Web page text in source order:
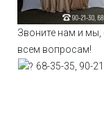
Звоните нам и
всем вопросам!
68-35-35, 90-